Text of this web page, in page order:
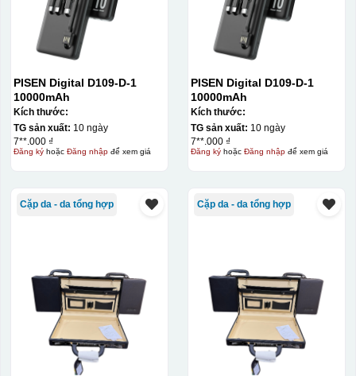
trước khi dán nó lên gốm sứ, xưởng in sẽ in lên 1 loại
giấy đặc biệt, và kích thước logo được căn chỉnh theo
sản phẩm, để khi dán không bị nhỏ hoặc to quá
PISEN Digital D109-D-1
10000mAh
Kích thước:
TG sản xuất: 10 ngày
7**.000 ₫
Đăng kýhoặc Đăng nhậpđể xem giá
PISEN Digital D109-D-1
10000mAh
Kích thước:
TG sản xuất: 10 ngày
7**.000 ₫
Đăng kýhoặc Đăng nhậpđể xem giá
Cặp da - da tổng hợp Cặp da - da tổng hợp